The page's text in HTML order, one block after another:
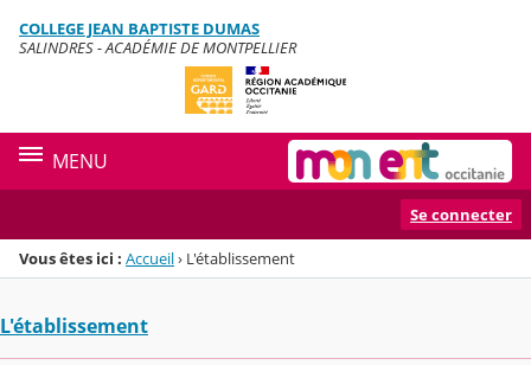
Menu de la rubrique
Contenu
COLLEGE JEAN BAPTISTE DUMAS
SALINDRES - ACADÉMIE DE MONTPELLIER
MENU
Se connecter
Vous êtes ici : Accueil› L'établissement
L'établissement